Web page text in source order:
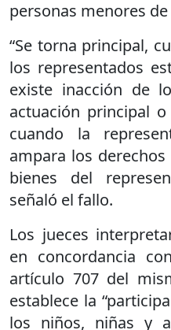
personas menores de
“Se torna principal,
los representados
existe inacción de
actuación principal
cuando la
ampara los
bienes del
señaló el fallo.
Los jueces
en concordancia
artículo 707 del
establece la
los niños, niñas y